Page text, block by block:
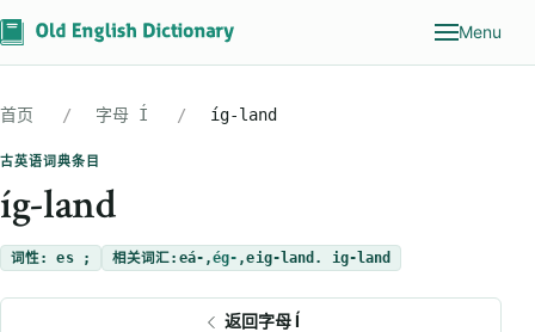
Menu
首页 字母 Í íg-land
古英语词典条目
íg-land
词性: es ; 相关词汇: eá- ,ég- ,eig-land. ig-land
返回字母 Í